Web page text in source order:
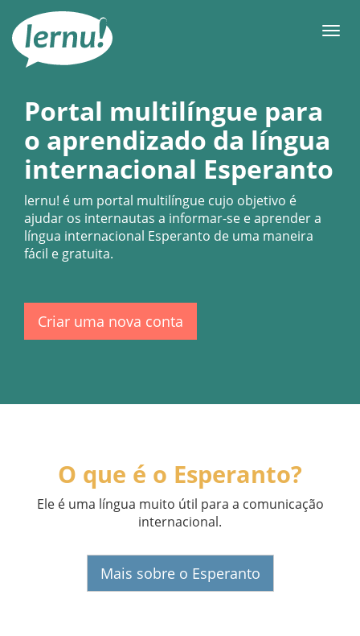
conteúdo
Portal multilíngue para
o aprendizado da língua
internacional Esperanto
lernu! é um portal multilíngue cujo objetivo é
ajudar os internautas a informar-se e aprender a
língua internacional Esperanto de uma maneira
fácil e gratuita.
Criar uma nova conta
O que é o Esperanto?
Ele é uma língua muito útil para a comunicação
internacional.
Mais sobre o Esperanto